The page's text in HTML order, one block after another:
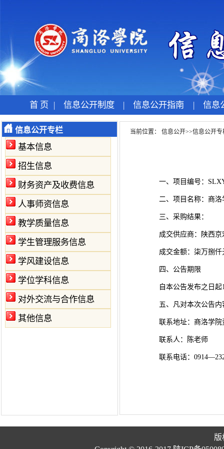
首 页 | 信息公开制度 | 信息公开指南 | 信息
信息公开专栏
基本信息
招生信息
财务资产及收费信息
人事师资信息
教学质量信息
学生管理服务信息
学风建设信息
学位学科信息
对外交流与合作信息
其他信息
当前位置： 信息公开>>信息公开专
一、项目编号：
二、项目名称：商
三、采购结果：
成交供应商：陕西
成交金额：柒万捌仟
四、公告期限
自本公告发布之日
五、凡对本次公告
联系地址：商洛学
联系人：陈老师
联系电话：
版